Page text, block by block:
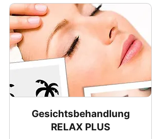
Gesichtsbehandlung
RELAX PLUS